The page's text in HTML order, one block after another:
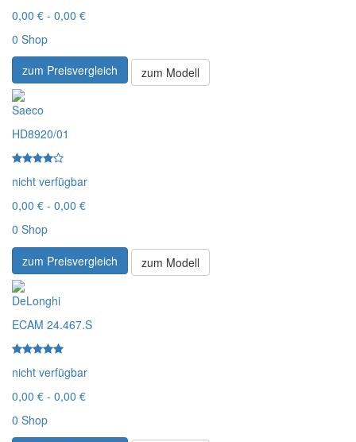
0,00 € - 0,00 €
0 Shop
zum Preisvergleich
zum Modell
Saeco
HD8920/01
nicht verfügbar
0,00 € - 0,00 €
0 Shop
zum Preisvergleich
zum Modell
DeLonghi
ECAM 24.467.S
nicht verfügbar
0,00 € - 0,00 €
0 Shop